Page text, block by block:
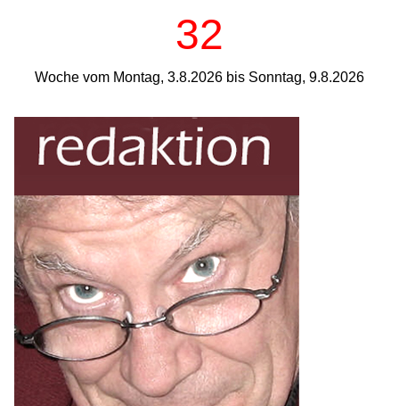
32
Woche vom Montag, 3.8.2026 bis Sonntag, 9.8.2026